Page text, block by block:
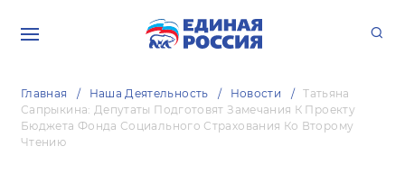
Главная Наша Деятельность Новости
Татьяна
Сапрыкина: Депутаты Подготовят Замечания К Проекту
Бюджета Фонда Социального Страхования Ко Второму
Чтению